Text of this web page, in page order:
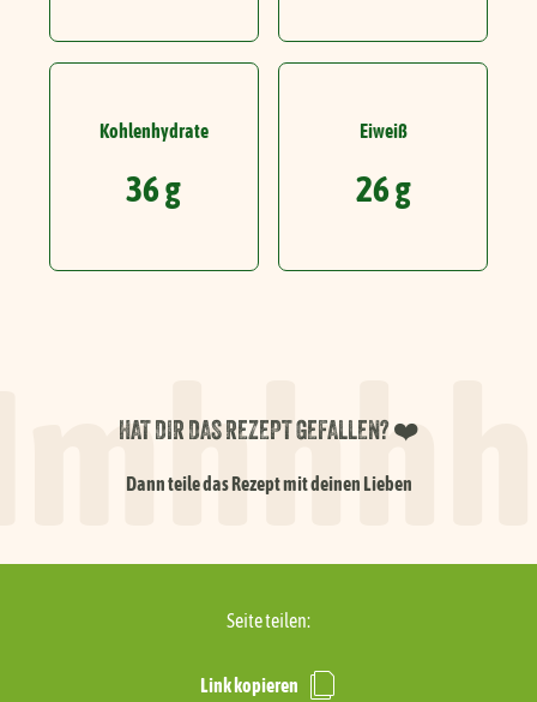
Kohlenhydrate
36 g
Eiweiß
26 g
HAT DIR DAS REZEPT GEFALLEN? ❤️
Dann teile das Rezept mit deinen Lieben
Seite teilen:
Link kopieren